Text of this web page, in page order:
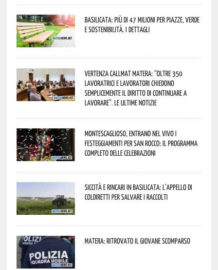
Basilicata: più di 47 milioni per piazze, verde
e sostenibilità. I dettagli
Vertenza CallMat Matera: “Oltre 350
lavoratrici e lavoratori chiedono
semplicemente il diritto di continuare a
lavorare”. Le ultime notizie
Montescaglioso, entrano nel vivo i
festeggiamenti per San Rocco: il programma
completo delle celebrazioni
Siccità e rincari in Basilicata: l’appello di
Coldiretti per salvare i raccolti
Matera: ritrovato il giovane scomparso